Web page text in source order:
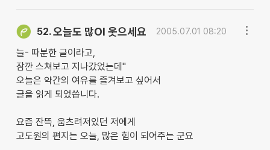
52.오늘도 많Ol 웃으세요 2005.07.01 08:20
늘- 따분한 글이라고,
잠깐 스쳐보고 지나갔었는데''
오늘은 약간의 여유를 즐겨보고 싶어서
글을 읽게 되었씁니다.
요즘 잔뜩, 움츠려져있던 저에게
고도원의 편지는 오늘, 많은 힘이 되어주는 군요